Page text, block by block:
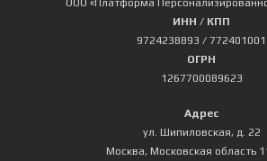
ООО «Платформа
ИНН / КПП
9724238893 / 772401001
ОГРН
1267700089623
Адрес
ул. Шипиловская, д. 22
Москва, Московская область